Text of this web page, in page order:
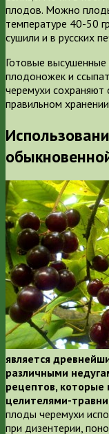
плодов. Можно
температуре 40-50
сушили и в русских
Готовые
плодоножек и
черемухи сохраняют
правильном
является
различными
рецептов, которые
целителями-
плоды черемухи
при дизентерии,